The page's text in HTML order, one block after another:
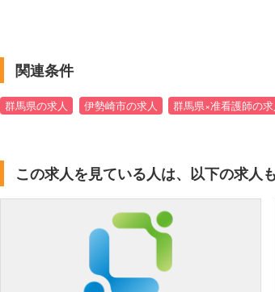
関連条件
群馬県の求人 伊勢崎市の求人 群馬県×准看護師の求
この求人を見ている人は、以下の求人